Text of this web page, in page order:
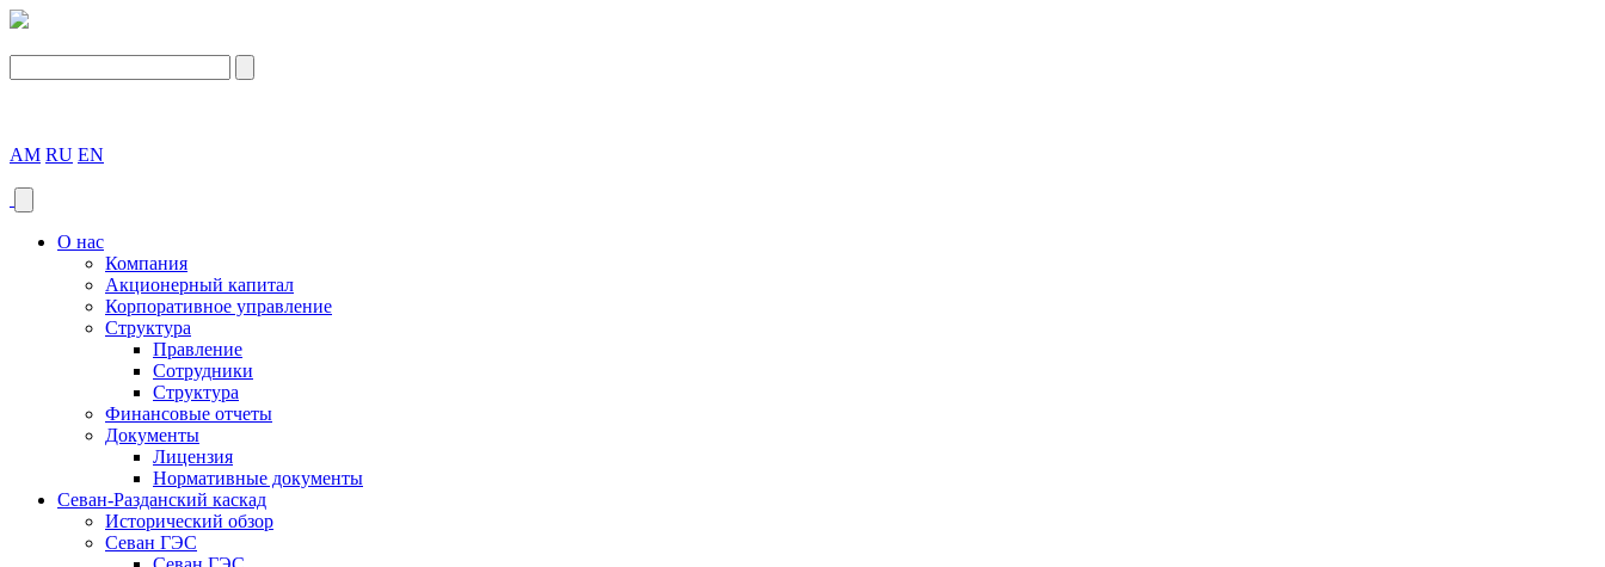
AM RU EN
О нас
Компания
Акционерный капитал
Корпоративное управление
Структура
Правление
Сотрудники
Структура
Финансовые отчеты
Документы
Лицензия
Нормативные документы
Севан-Разданский каскад
Исторический обзор
Севан ГЭС